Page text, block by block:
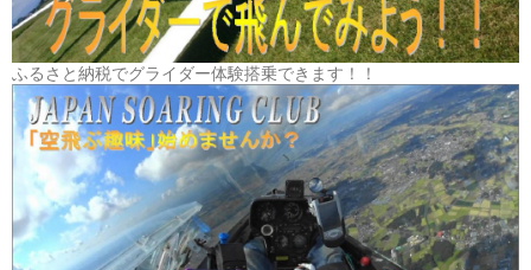
ふるさと納税でグライダー体験搭乗できます！！